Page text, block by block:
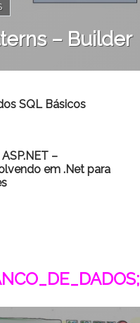
– Builder
SQL Básicos
–
em .Net para